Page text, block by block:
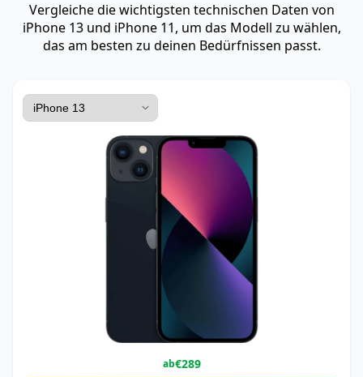
Vergleiche die wichtigsten technischen Daten von
iPhone 13 und iPhone 11, um das Modell zu wählen,
das am besten zu deinen Bedürfnissen passt.
ab€289